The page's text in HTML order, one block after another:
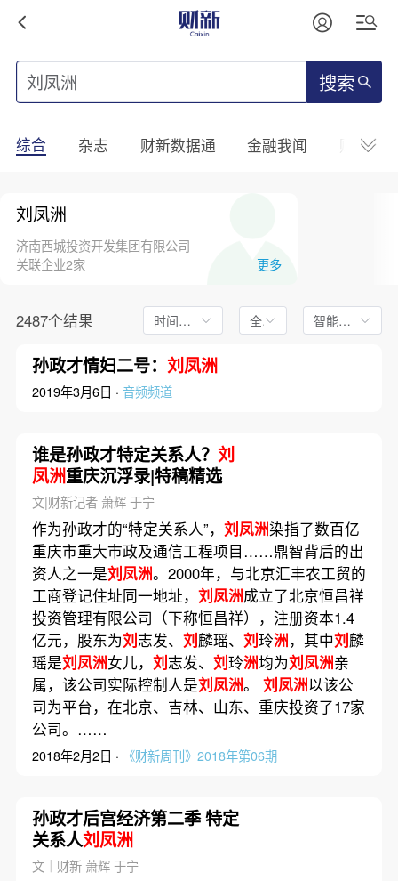
搜索
综合 杂志 财新数据通 金融我闻 财新
刘凤洲
济南西城投资开发集团有限公司
关联企业2家
更多
2487个结果 时间不限 全文 智能排序
孙政才情妇二号： 刘凤洲
2019年3月6日 · 音频频道
谁是孙政才特定关系人？ 刘
凤洲重庆沉浮录|特稿精选
文|财新记者 萧辉 于宁
作为孙政才的“特定关系人”， 刘凤洲染指了数百亿
重庆市重大市政及通信工程项目……鼎智背后的出
资人之一是刘凤洲。2000年，与北京汇丰农工贸的
工商登记住址同一地址， 刘凤洲成立了北京恒昌祥
投资管理有限公司（下称恒昌祥），注册资本1.4
亿元，股东为刘志发、 刘麟瑶、 刘玲洲，其中刘麟
瑶是刘凤洲女儿， 刘志发、 刘玲洲均为刘凤洲亲
属，该公司实际控制人是刘凤洲。 刘凤洲以该公
司为平台，在北京、吉林、山东、重庆投资了17家
公司。……
2018年2月2日 · 《财新周刊》2018年第06期
孙政才后宫经济第二季 特定
关系人刘凤洲
文｜财新 萧辉 于宁